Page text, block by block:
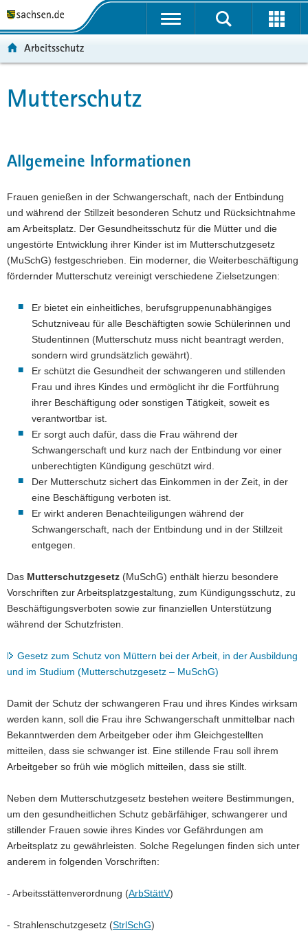
t
ü
g
e
i
f
e
n
d
N
g
o
t
n
g
t
i
o
n
p
n
t
t
-
e
c
h
Arbeitsschutz
Hauptinhalt
Mutterschutz
Allgemeine Informationen
Frauen genießen in der Schwangerschaft, nach der Entbindung
und während der Stillzeit besonderen Schutz und Rücksichtnahme
am Arbeitsplatz. Der Gesundheitsschutz für die Mütter und die
ungestörte Entwicklung ihrer Kinder ist im Mutterschutzgesetz
(MuSchG) festgeschrieben. Ein moderner, die Weiterbeschäftigung
fördernder Mutterschutz vereinigt verschiedene Zielsetzungen:
Er bietet ein einheitliches, berufsgruppenunabhängiges
Schutzniveau für alle Beschäftigten sowie Schülerinnen und
Studentinnen (Mutterschutz muss nicht beantragt werden,
sondern wird grundsätzlich gewährt).
Er schützt die Gesundheit der schwangeren und stillenden
Frau und ihres Kindes und ermöglicht ihr die Fortführung
ihrer Beschäftigung oder sonstigen Tätigkeit, soweit es
verantwortbar ist.
Er sorgt auch dafür, dass die Frau während der
Schwangerschaft und kurz nach der Entbindung vor einer
unberechtigten Kündigung geschützt wird.
Der Mutterschutz sichert das Einkommen in der Zeit, in der
eine Beschäftigung verboten ist.
Er wirkt anderen Benachteiligungen während der
Schwangerschaft, nach der Entbindung und in der Stillzeit
entgegen.
Das Mutterschutzgesetz (MuSchG) enthält hierzu besondere
Vorschriften zur Arbeitsplatzgestaltung, zum Kündigungsschutz, zu
Beschäftigungsverboten sowie zur finanziellen Unterstützung
während der Schutzfristen.
Gesetz zum Schutz von Müttern bei der Arbeit, in der Ausbildung
und im Studium (Mutterschutzgesetz – MuSchG)
Damit der Schutz der schwangeren Frau und ihres Kindes wirksam
werden kann, soll die Frau ihre Schwangerschaft unmittelbar nach
Bekanntwerden dem Arbeitgeber oder ihm Gleichgestellten
mitteilen, dass sie schwanger ist. Eine stillende Frau soll ihrem
Arbeitgeber so früh wie möglich mitteilen, dass sie stillt.
Neben dem Mutterschutzgesetz bestehen weitere Bestimmungen,
um den gesundheitlichen Schutz gebärfähiger, schwangerer und
stillender Frauen sowie ihres Kindes vor Gefährdungen am
Arbeitsplatz zu gewährleisten. Solche Regelungen finden sich unter
anderem in folgenden Vorschriften:
- Arbeitsstättenverordnung (ArbStättV)
- Strahlenschutzgesetz (StrlSchG)